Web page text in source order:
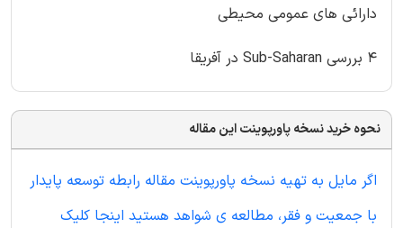
دارائی های عمومی محیطی
۴ بررسی Sub-Saharan در آفریقا
نحوه خرید نسخه پاورپوینت این مقاله
اگر مایل به تهیه نسخه پاورپوینت مقاله رابطه توسعه پایدار
با جمعیت و فقر، مطالعه ی شواهد هستید اینجا کلیک